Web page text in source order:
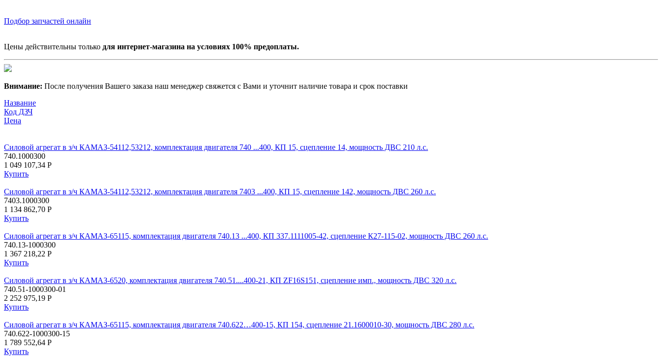
Подбор запчастей онлайн
Цены действительны только для интернет-магазина на условиях 100% предоплаты.
Внимание: После получения Вашего заказа наш менеджер свяжется с Вами и уточнит наличие товара и срок поставки
Название
Код ДЗЧ
Цена
Силовой агрегат в з/ч КАМАЗ-54112,53212, комплектация двигателя 740 ...400, КП 15, сцепление 14, мощность ДВС 210 л.с.
740.1000300
1 049 107,34 P
Купить
Силовой агрегат в з/ч КАМАЗ-54112,53212, комплектация двигателя 7403 ...400, КП 15, сцепление 142, мощность ДВС 260 л.с.
7403.1000300
1 134 862,70 P
Купить
Силовой агрегат в з/ч КАМАЗ-65115, комплектация двигателя 740.13 ...400, КП 337.1111005-42, сцепление К27-115-02, мощность ДВС 260 л.с.
740.13-1000300
1 367 218,22 P
Купить
Силовой агрегат в з/ч КАМАЗ-6520, комплектация двигателя 740.51....400-21, КП ZF16S151, сцепление имп., мощность ДВС 320 л.с.
740.51-1000300-01
2 252 975,19 P
Купить
Силовой агрегат в з/ч КАМАЗ-65115, комплектация двигателя 740.622…400-15, КП 154, сцепление 21.1600010-30, мощность ДВС 280 л.с.
740.622-1000300-15
1 789 552,64 P
Купить